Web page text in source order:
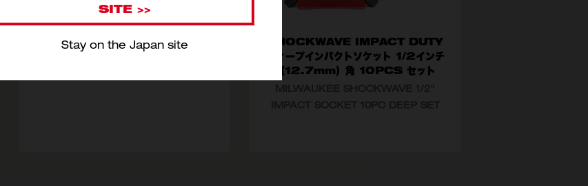
SITE >>
Stay on the Japan site
M18 FUEL™ パワーパック（振動ドリ
ル、インパクトドライバー）
SHOCKWAVE IMPACT DUTY
ディープインパクトソケット 1/2インチ
（12.7mm）角 10PCS セット